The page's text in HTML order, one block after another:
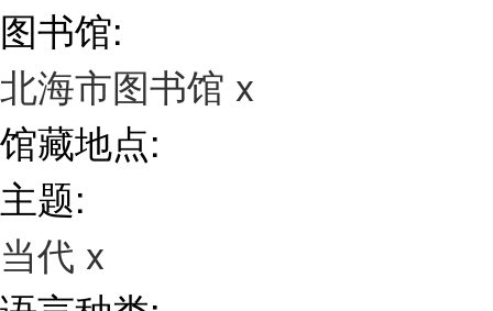
图书馆:
北海市图书馆 x
馆藏地点:
主题:
当代 x